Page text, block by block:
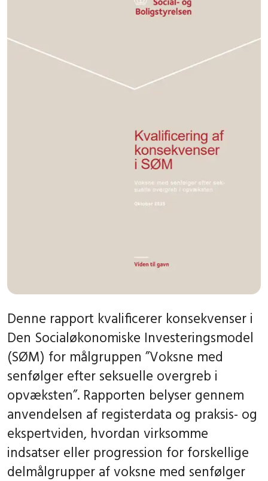
Denne rapport kvalificerer konsekvenser i
Den Socialøkonomiske Investeringsmodel
(SØM) for målgruppen ”Voksne med
senfølger efter seksuelle overgreb i
opvæksten”. Rapporten belyser gennem
anvendelsen af registerdata og praksis- og
ekspertviden, hvordan virksomme
indsatser eller progression for forskellige
delmålgrupper af voksne med senfølger